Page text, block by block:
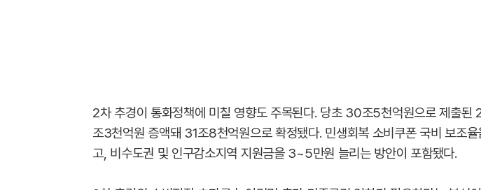
2차 추경이 통화정책에 미칠 영향도 주목된다. 당초 30조5천억원으로 제출된
조3천억원 증액돼 31조8천억원으로 확정됐다. 민생회복 소비쿠폰 국비 보조
고, 비수도권 및 인구감소지역 지원금을 3~5만원 늘리는 방안이 포함됐다.